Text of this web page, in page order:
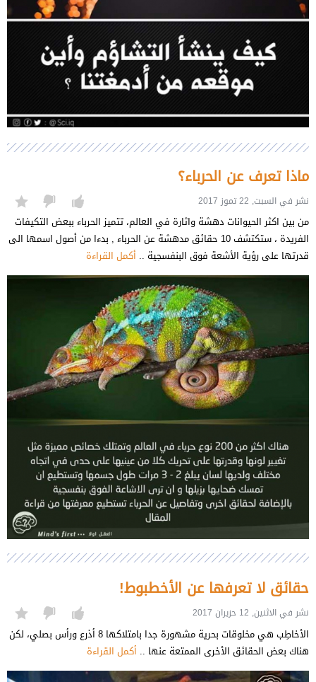
ماذا تعرف عن الحرباء؟
نشر في السبت, 22 تموز 2017
من بين اكثر الحيوانات دهشة واثارة في العالم، تتميز الحرباء ببعض التكيفات
الفريدة ، ستكتشف 10 حقائق مدهشة عن الحرباء , بدءا من أصول اسمها الى
قدرتها على رؤية الأشعة فوق البنفسجية .. أكمل القراءة
حقائق لا تعرفها عن الأخطبوط!
نشر في الاثنين, 12 حزيران 2017
الأخاطِب هي مخلوقات بحرية مشهورة جدا بامتلاكها 8 أذرع ورأس بصلي، لكن
هناك بعض الحقائق الأخرى الممتعة عنها .. أكمل القراءة